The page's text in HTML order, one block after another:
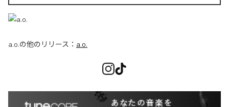
a.o.の他のリリース： a.o.